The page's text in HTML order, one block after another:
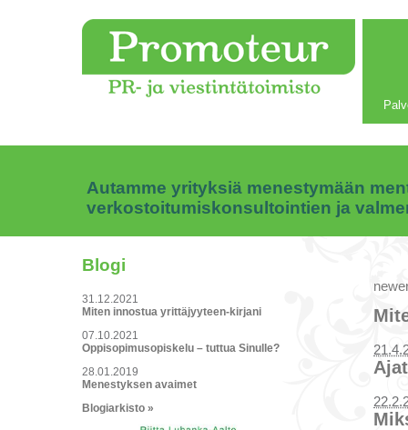
Autamme yrityksiä menestymään
verkostoitumiskonsultointien ja
Blogi
31.12.2021
Miten innostua yrittäjyyteen-kirjani
07.10.2021
Oppisopimusopiskelu – tuttua Sinulle?
28.01.2019
Menestyksen avaimet
Blogiarkisto »